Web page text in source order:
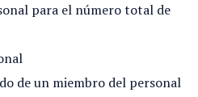
para el número total de
de un miembro del personal